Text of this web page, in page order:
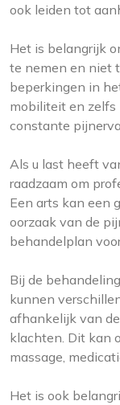
ook leiden tot
Het is belangrijk
te nemen en niet
beperkingen in
mobiliteit en zelfs
constante
Als u last heeft
raadzaam om
Een arts kan een
oorzaak van de
behandelplan
Bij de
kunnen
afhankelijk van
klachten. Dit kan
massage,
Het is ook